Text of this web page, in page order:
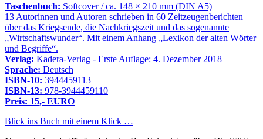
Taschenbuch: Softcover / ca. 148 × 210 mm (DIN A5)
13 Autorinnen und Autoren schrieben in 60 Zeitzeugenberichten
über das Kriegsende, die Nachkriegszeit und das sogenannte
Wirtschaftswunder . Mit einem Anhang
Lexikon der alten Wörter
und Begriffe .
Verlag: Kadera-Verlag - Erste Auflage: 4. Dezember 2018
Sprache: Deutsch
ISBN-10: 3944459113
ISBN-13: 978-3944459110
Preis: 15,- EURO
Blick ins Buch mit einem Klick …